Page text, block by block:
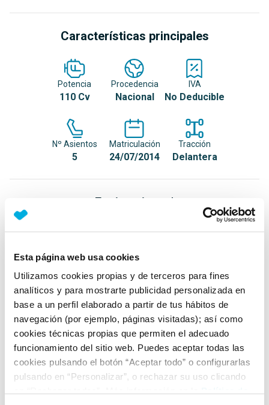
Esta página web usa cookies
Utilizamos cookies propias y de terceros para fines
analíticos y para mostrarte publicidad personalizada en
base a un perfil elaborado a partir de tus hábitos de
navegación (por ejemplo, páginas visitadas); así como
cookies técnicas propias que permiten el adecuado
funcionamiento del sitio web. Puedes aceptar todas las
cookies pulsando el botón “Aceptar todo” o configurarlas
pulsando en “Personalizar”, o rechazar su uso clicando
Características principales
Potencia
110 Cv
Procedencia
Nacional
IVA
No Deducible
Nº Asientos
5
Matriculación
24/07/2014
Tracción
Delantera
Equipamiento*
Detalles destacados
ITV pasada recientemente
4 anclajes en el maletero
Display multifunción con computadora de a bordo
plus
+ Ver todos
Ficha técnica